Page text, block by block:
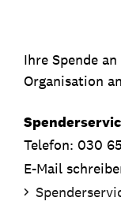
Ihre Spende
Organisation
Telefon: 030
E-Mail